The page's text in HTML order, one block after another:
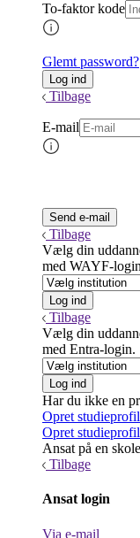
To-faktor kode
Glemt password?
Tilbage
E-mail
Tilbage
Vælg din
med WAYF-
Tilbage
Vælg din
med Entra-login.
Har du ikke en
Opret studieprofil
Opret studieprofil
Ansat på en
Tilbage
Ansat login
Via e-mail